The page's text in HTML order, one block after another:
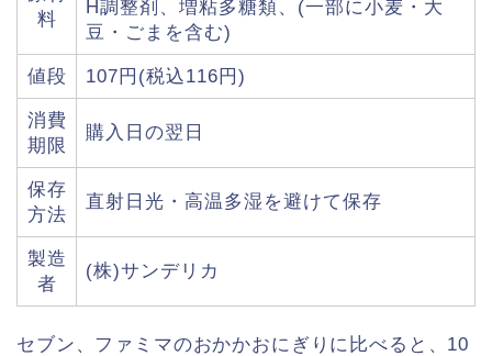
料
H調整剤、増粘多糖類、(一部に小麦・大
豆・ごまを含む)
値段 107円(税込116円)
消費
期限
購入日の翌日
保存
方法
直射日光・高温多湿を避けて保存
製造
者
(株)サンデリカ
セブン、ファミマのおかかおにぎりに比べると、10